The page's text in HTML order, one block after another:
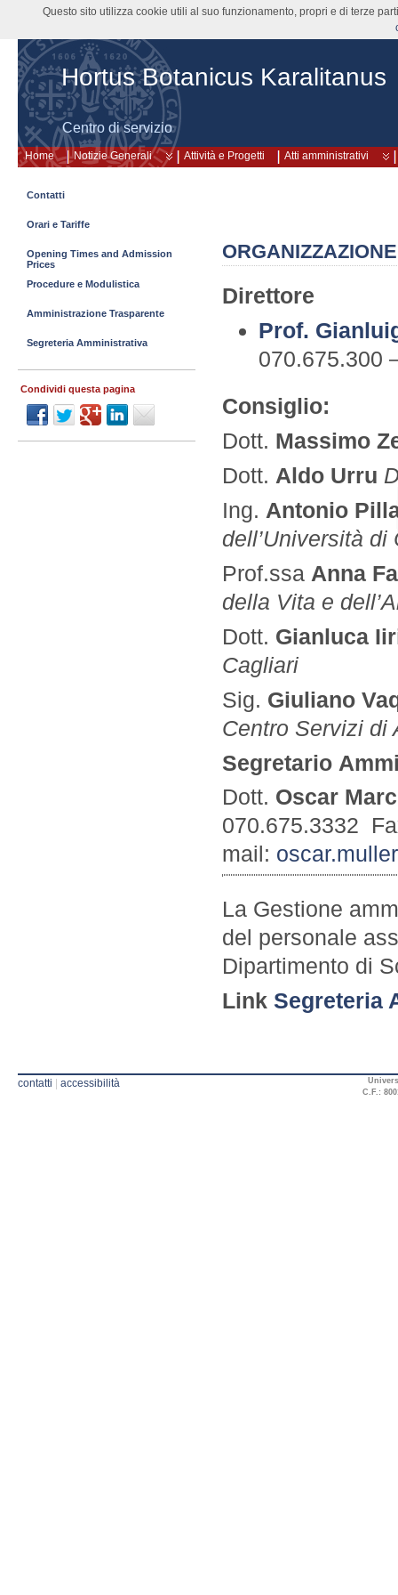
Hortus Botanicus Karalitanus
Centro di servizio
Home Notizie Generali Attività e Progetti Atti amministrativi
ORGANIZZAZIONE
Direttore
Prof.
070.675.300
Consiglio:
Dott. Massimo
Dott. Aldo Urru
Ing. Antonio
dell’Università di
Prof.ssa Anna
della Vita e
Dott. Gianluca
Cagliari
Sig. Giuliano
Centro Servizi di
Segretario
Dott. Oscar
070.675.3332
mail:
La Gestione
del personale
Dipartimento di
Link Segreteria
Contatti
Orari e Tariffe
Opening Times and Admission
Prices
Procedure e Modulistica
Amministrazione Trasparente
Segreteria Amministrativa
Condividi questa pagina
contatti accessibilità
C.F.:
Questo sito utilizza cookie utili al suo funzionamento, propri e di terze